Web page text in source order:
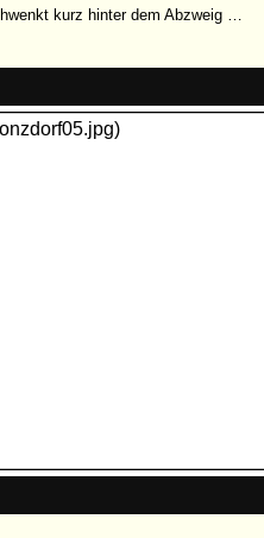
kurz hinter dem Abzweig …